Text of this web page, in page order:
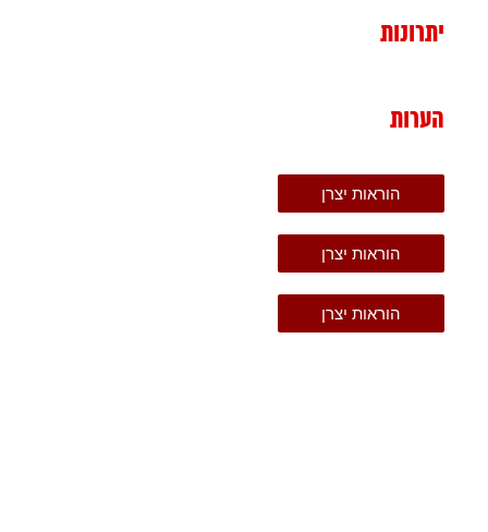
יתרונות
הערות
הוראות יצרן
הוראות יצרן
הוראות יצרן